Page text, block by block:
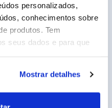
personalizados,
conhecimentos sobre
produtos. Tem
seus dados e para que
de:
a sua localização
ter uma precisão de
Mostrar detalhes